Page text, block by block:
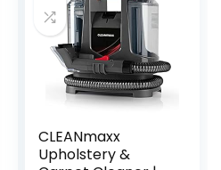
CLEANmaxx
Upholstery &